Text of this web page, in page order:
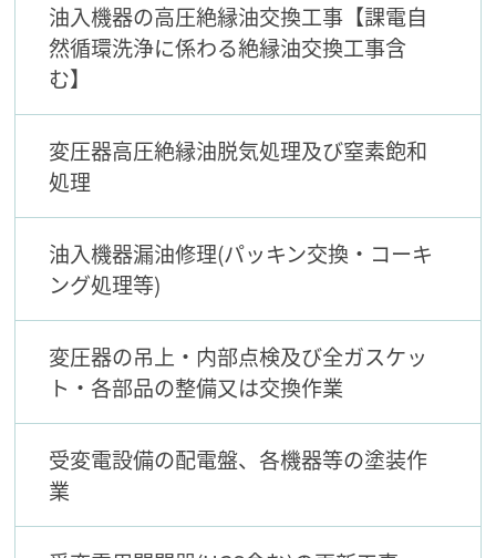
油入機器の高圧絶縁油交換工事【課電自
然循環洗浄に係わる絶縁油交換工事含
む】
変圧器高圧絶縁油脱気処理及び窒素飽和
処理
油入機器漏油修理(パッキン交換・コーキ
ング処理等)
変圧器の吊上・内部点検及び全ガスケッ
ト・各部品の整備又は交換作業
受変電設備の配電盤、各機器等の塗装作
業